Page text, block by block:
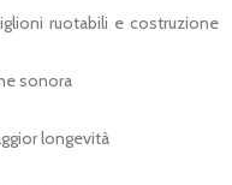
ruotabili e costruzione
sonora
longevità